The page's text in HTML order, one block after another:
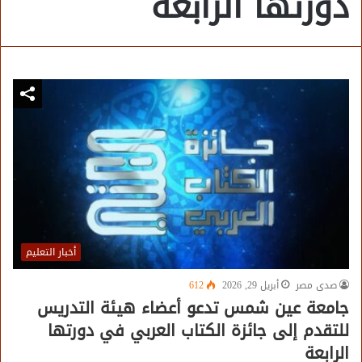
أخبار التعليم
صدى مصر
أبريل 29, 2026 612
جامعة عين شمس تدعو أعضاء هيئة التدريس
للتقدم إلى جائزة الكتاب العربي في دورتها
الرابعة